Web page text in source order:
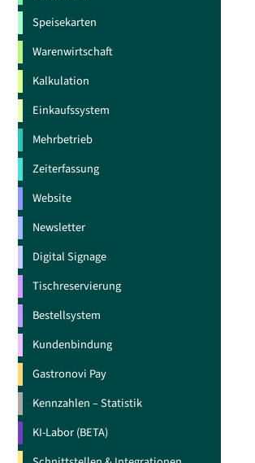
Speisekarten
Warenwirtschaft
Kalkulation
Einkaufssystem
Mehrbetrieb
Zeiterfassung
Website
Newsletter
Digital Signage
Tischreservierung
Bestellsystem
Kundenbindung
Gastronovi Pay
Kennzahlen – Statistik
KI-Labor (BETA)